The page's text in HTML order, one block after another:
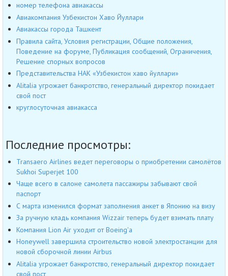
номер телефона авиакассы
Авиакомпания Узбекистон Хаво Йуллари
Авиакассы города Ташкент
Правила сайта, Условия регистрации, Общие положения,
Поведение на форуме, Публикация сообщений, Ограничения,
Решение спорных вопросов
Представительства НАК «Узбекистон хаво йуллари»
Alitalia угрожает банкротство, генеральный директор покидает
свой пост
круглосуточная авиакасса
Последние просмотры:
Transaero Airlines ведет переговоры о приобретении самолётов
Sukhoi Superjet 100
Чаще всего в салоне самолета пассажиры забывают свой
паспорт
С марта изменился формат заполнения анкет в Японию на визу
За ручную кладь компания Wizzair теперь будет взимать плату
Компания Lion Air уходит от Boeing'а
Honeywell завершила строительство новой электростанции для
новой сборочной линии Airbus
Alitalia угрожает банкротство, генеральный директор покидает
свой пост